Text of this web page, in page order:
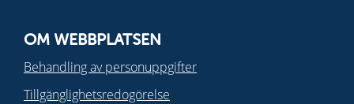
OM WEBBPLATSEN
Behandling av personuppgifter
Tillgänglighetsredogörelse